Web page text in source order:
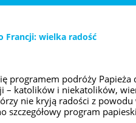
Francji: wielka radość
programem podróży Papieża
– katolików i niekatolików,
nie kryją radości z powodu
szczegółowy program